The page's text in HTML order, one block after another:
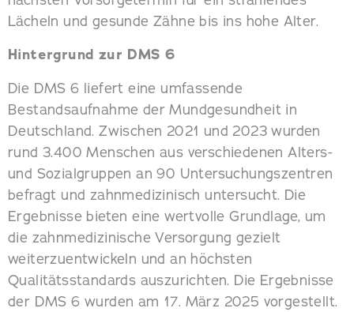
Lächeln und gesunde Zähne bis ins hohe Alter.
Hintergrund zur DMS 6
Die DMS 6 liefert eine umfassende
Bestandsaufnahme der Mundgesundheit in
Deutschland. Zwischen 2021 und 2023 wurden
rund 3.400 Menschen aus verschiedenen Alters-
und Sozialgruppen an 90 Untersuchungszentren
befragt und zahnmedizinisch untersucht. Die
Ergebnisse bieten eine wertvolle Grundlage, um
die zahnmedizinische Versorgung gezielt
weiterzuentwickeln und an höchsten
Qualitätsstandards auszurichten. Die Ergebnisse
der DMS 6 wurden am 17. März 2025 vorgestellt.